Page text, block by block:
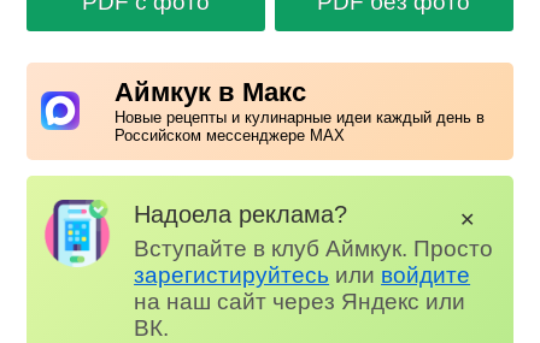
Аймкук в Макс
Новые рецепты и кулинарные идеи каждый день в
Российском мессенджере MAX
Надоела реклама?
Вступайте в клуб Аймкук. Просто
зарегистируйтесь или войдите
на наш сайт через Яндекс или
ВК.
✕